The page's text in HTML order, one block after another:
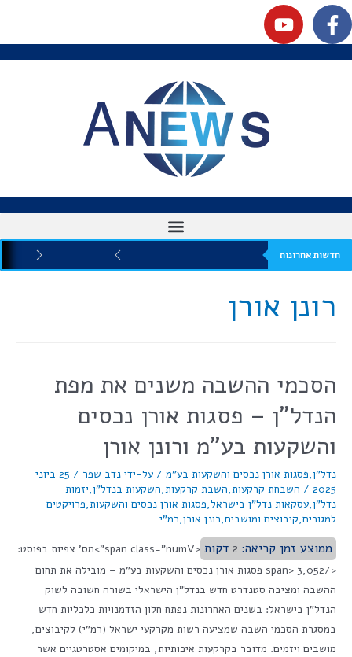
חדשות אחרונות
רונן אורן
הסכמי ההשבה משנים את מפת
הנדל"ן – פסגות אורן נכסים
והשקעות בע"מ ורונן אורן
נדל"ן,פסגות אורן נכסים והשקעות בע"מ / על-ידי נדב שפר /
25 ביוני
2025
/ השבחת קרקעות,השבת קרקעות,השקעות בנדל"ן,יזמות
נדל"ן,עסקאות נדל"ן בישראל,פסגות אורן נכסים והשקעות,פרויקטים
למגורים,קיבוצים ומושבים,רונן אורן,רמ"י
ממוצע זמן קריאה: 2 דקות
<span class="numV">מס' צפיות בפוסט:
</span> 3,052 פסגות אורן נכסים והשקעות בע"מ – מובילה את תחום
ההשבה ומציבה סטנדרט חדש בנדל"ן הישראלי בשורה חשובה לשוק
הנדל"ן בישראל: בשנים האחרונות נפתח חלון הזדמנויות כלכליות חדש
במסגרת הסכמי השבה שמציעה רשות מקרקעי ישראל (רמ"י) לקיבוצים,
מושבים ויזמים. מדובר בקרקעות איכותיות, במיקומים אסטרטגיים אשר